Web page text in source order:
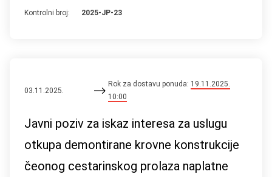
Kontrolni broj: 2025-JP-23
03.11.2025.
Rok za dostavu ponuda: 19.11.2025.
10:00
Javni poziv za iskaz interesa za uslugu
otkupa demontirane krovne konstrukcije
čeonog cestarinskog prolaza naplatne